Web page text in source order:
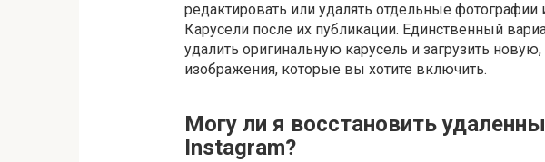
редактировать или удалять отдельные
Карусели после их публикации. Единственный
удалить оригинальную карусель и загрузить
изображения, которые вы хотите включить.
Могу ли я восстановить
Instagram?